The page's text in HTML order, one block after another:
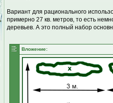
Вариант для рационального
примерно 27 кв. метров, то есть
деревьев. А это полный набор
Вложение: